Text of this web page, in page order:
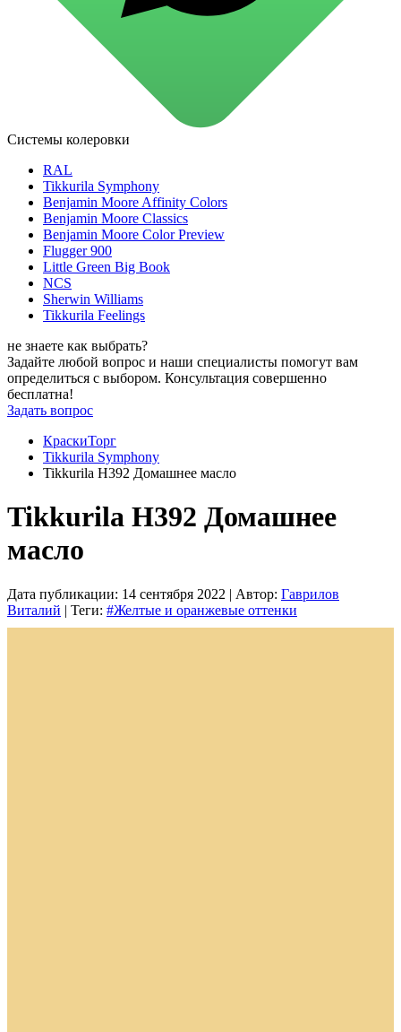
для стекол и зеркал
для ароматизации и нейтрализации запахов
для стирки и ухода за тканями
для ковров и текстильных изделий
специализированные чистящие средства
универсальные чистящие средства
дезинфицирующие средства
Автохимия и автокосметика
полироли для пластика
очистители салона
очистители двигателя
очистители тормозов
Материалы для зимних работ
краски для штукатурки
грунтовки
пропитки для древесины
пены и клеи
Новинки
Системы колеровки
RAL
Tikkurila Symphony
Benjamin Moore Affinity Colors
Benjamin Moore Classics
Benjamin Moore Color Preview
Flugger 900
Little Green Big Book
NCS
Sherwin Williams
Tikkurila Feelings
не знаете как выбрать?
Задайте любой вопрос и наши специалисты помогут вам
определиться с выбором. Консультация совершенно
бесплатна!
Задать вопрос
КраскиТорг
Tikkurila Symphony
Tikkurila H392 Домашнее масло
Tikkurila H392 Домашнее
масло
Дата публикации: 14 сентября 2022 | Автор: Гаврилов
Виталий | Теги: #Желтые и оранжевые оттенки